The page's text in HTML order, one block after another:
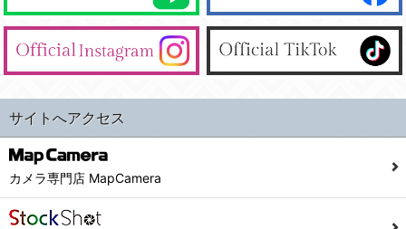
サイトへアクセス
カメラ専門店 MapCamera